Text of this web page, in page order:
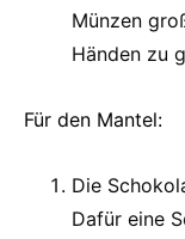
Münzen
Händen zu
Für den Mantel:
Die
Dafür eine